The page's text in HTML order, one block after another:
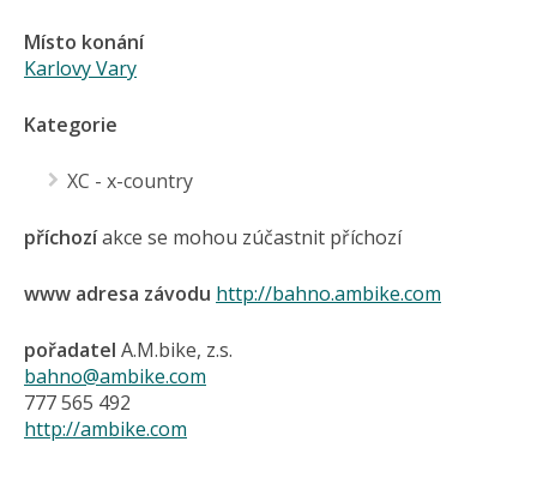
Místo konání
Karlovy Vary
Kategorie
XC - x-country
příchozíakce se mohou zúčastnit příchozí
www adresa závodu http://bahno.ambike.com
pořadatel A.M.bike, z.s.
bahno@ambike.com
777 565 492
http://ambike.com